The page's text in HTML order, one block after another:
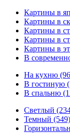
Картины в
Картины в
Картины в
Картины в
Картины в
В
На кухню
В гостиную
В спальню
Светлый
Темный (549)